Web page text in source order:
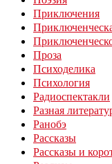
Приключения
Проза
Психоделика
Психология
Радиоспектакли
Разная
Ранобэ
Рассказы
Рассказы и